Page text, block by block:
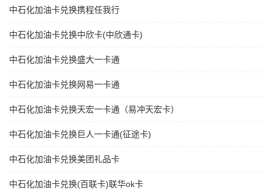
中石化加油卡兑换携程任我行
中石化加油卡兑换中欣卡(中欣通卡)
中石化加油卡兑换盛大一卡通
中石化加油卡兑换网易一卡通
中石化加油卡兑换天宏一卡通（易冲天宏卡）
中石化加油卡兑换巨人一卡通(征途卡)
中石化加油卡兑换美团礼品卡
中石化加油卡兑换(百联卡)联华ok卡